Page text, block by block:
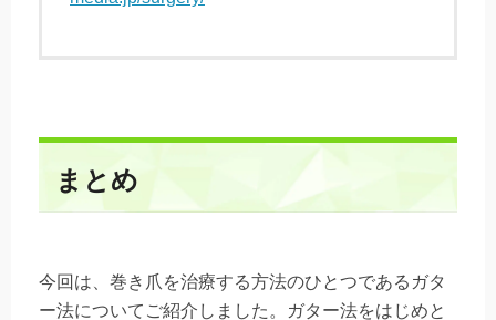
まとめ
今回は、巻き爪を治療する方法のひとつであるガタ
ー法についてご紹介しました。ガター法をはじめと